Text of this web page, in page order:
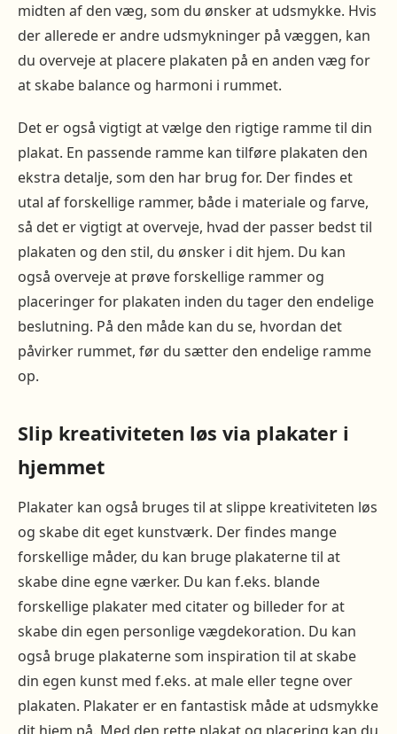
midten af den væg, som du ønsker at udsmykke. Hvis
der allerede er andre udsmykninger på væggen, kan
du overveje at placere plakaten på en anden væg for
at skabe balance og harmoni i rummet.
Det er også vigtigt at vælge den rigtige ramme til din
plakat. En passende ramme kan tilføre plakaten den
ekstra detalje, som den har brug for. Der findes et
utal af forskellige rammer, både i materiale og farve,
så det er vigtigt at overveje, hvad der passer bedst til
plakaten og den stil, du ønsker i dit hjem. Du kan
også overveje at prøve forskellige rammer og
placeringer for plakaten inden du tager den endelige
beslutning. På den måde kan du se, hvordan det
påvirker rummet, før du sætter den endelige ramme
op.
Slip kreativiteten løs via plakater i
hjemmet
Plakater kan også bruges til at slippe kreativiteten løs
og skabe dit eget kunstværk. Der findes mange
forskellige måder, du kan bruge plakaterne til at
skabe dine egne værker. Du kan f.eks. blande
forskellige plakater med citater og billeder for at
skabe din egen personlige vægdekoration. Du kan
også bruge plakaterne som inspiration til at skabe
din egen kunst med f.eks. at male eller tegne over
plakaten. Plakater er en fantastisk måde at udsmykke